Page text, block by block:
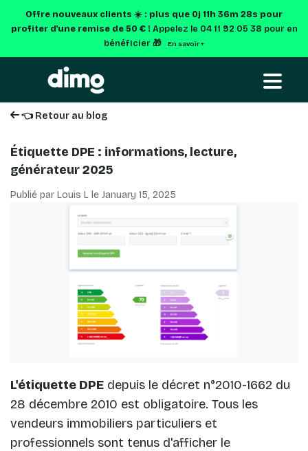
Offre nouveaux clients ☀️ : plus que 0j 11h 36m 27s pour
profiter d'une remise de 50 € ! Appelez le 04 11 92 05 38 pour en
bénéficier 🎁
En savoir +
👈 Retour au blog
Étiquette DPE : informations, lecture,
générateur 2025
Publié par Louis L le January 15, 2025
L'étiquette DPE depuis le décret n°2010-1662 du
28 décembre 2010 est obligatoire. Tous les
vendeurs immobiliers particuliers et
professionnels sont tenus d'afficher le